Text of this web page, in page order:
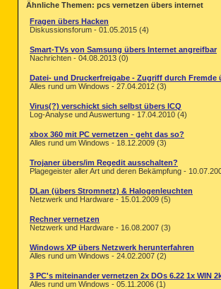
Ähnliche Themen: pcs vernetzen übers internet
Fragen übers Hacken
Diskussionsforum - 01.05.2015 (4)
Smart-TVs von Samsung übers Internet angreifbar
Nachrichten - 04.08.2013 (0)
Datei- und Druckerfreigabe - Zugriff durch Fremde
Alles rund um Windows - 27.04.2012 (3)
Virus(?) verschickt sich selbst übers ICQ
Log-Analyse und Auswertung - 17.04.2010 (4)
xbox 360 mit PC vernetzen - geht das so?
Alles rund um Windows - 18.12.2009 (3)
Trojaner übers/im Regedit ausschalten?
Plagegeister aller Art und deren Bekämpfung -
DLan (übers Stromnetz) & Halogenleuchten
Netzwerk und Hardware - 15.01.2009 (5)
Rechner vernetzen
Netzwerk und Hardware - 16.08.2007 (3)
Windows XP übers Netzwerk herunterfahren
Alles rund um Windows - 24.02.2007 (2)
3 PC's miteinander vernetzen 2x DOs 6.22 1x WIN
Alles rund um Windows - 05.11.2006 (1)